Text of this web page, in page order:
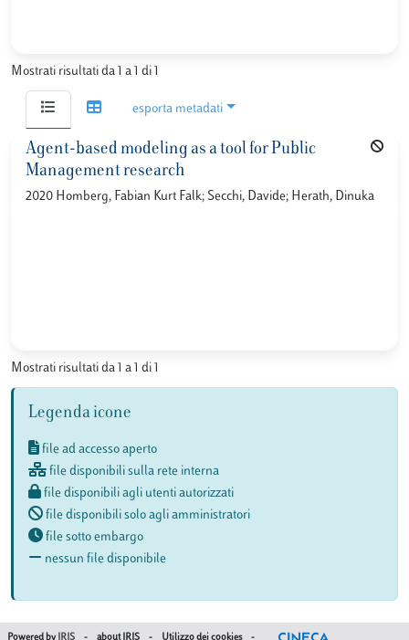
Mostrati risultati da 1 a 1 di 1
esporta metadati
Agent-based modeling as a tool for Public
Management research
2020 Homberg, Fabian Kurt Falk; Secchi, Davide; Herath, Dinuka
Mostrati risultati da 1 a 1 di 1
Legenda icone
file ad accesso aperto
file disponibili sulla rete interna
file disponibili agli utenti autorizzati
file disponibili solo agli amministratori
file sotto embargo
nessun file disponibile
Powered by IRIS - about IRIS - Utilizzo dei cookies -